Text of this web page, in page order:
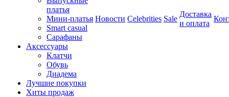
платья
Мини-платья
Smart casual
Сарафаны
Аксессуары
Клатчи
Обувь
Диадема
Лучшие покупки
Хиты продаж
Новости Celebrities Sale
Доставка
и оплата